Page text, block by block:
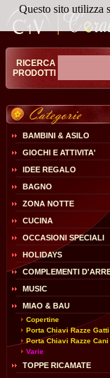
RICERCA
PRODOTTI
BAMBINI & ASILO
GIOCHI E ATTIVITA'
IDEE REGALO
BAGNO
ZONA NOTTE
CUCINA
OCCASIONI SPECIALI
HOLIDAYS
COMPLEMENTI
MUSIC
MIAO & BAU
Copertine
Porta Chiavi Razze Gatti
Porta Chiavi Razze Cani
Varie
TOPPE RICAMATE
Questo sito utilizza